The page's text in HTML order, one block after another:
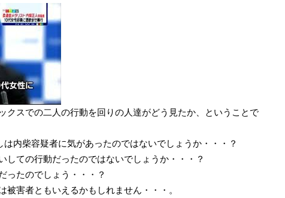
クスでの二人の行動を回りの人達がどう見たか、ということで
内柴容疑者に気があったのではないでしょうか・・・？
しての行動だったのではないでしょうか・・・？
ったのでしょう・・・？
被害者ともいえるかもしれません・・・。